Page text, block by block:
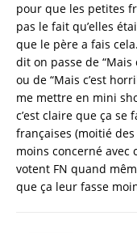
pour que les petites
pas le fait qu’elles
que le père a fais
dit on passe de “Mais
ou de “Mais c’est
me mettre en mini
c’est claire que ça se
françaises (moitié
moins concerné avec
votent FN quand
que ça leur fasse